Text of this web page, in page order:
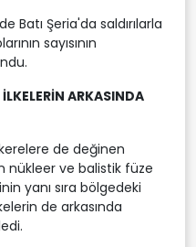
Batı Şeria'da saldırılarla
sayısının
ARKASINDA
de değinen
nükleer ve balistik füze
yanı sıra bölgedeki
de arkasında